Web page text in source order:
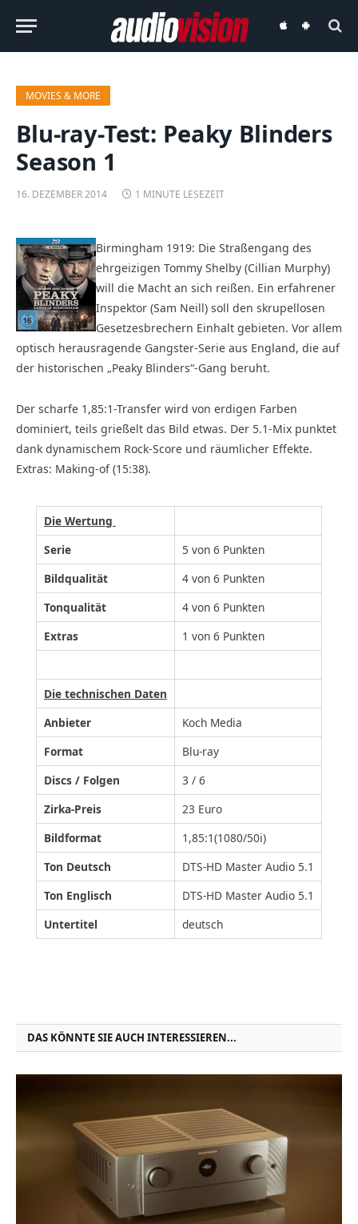
audiovisionaudiovision
MOVIES & MORE
Blu-ray-Test: Peaky Blinders 
Season 1
16. DEZEMBER 2014 1 MINUTE LESEZEIT
Birmingham 1919: Die Straßengang des
ehrgeizigen Tommy Shelby (Cillian Murphy)
will die Macht an sich reißen. Ein erfahrener
Inspektor (Sam Neill) soll den skrupellosen
Gesetzesbrechern Einhalt gebieten. Vor allem
optisch herausragende Gangster-Serie aus England, die auf
der historischen „Peaky Blinders“-Gang beruht.
Der scharfe 1,85:1-Transfer wird von erdigen Farben
dominiert, teils grießelt das Bild etwas. Der 5.1-Mix punktet
dank dynamischem Rock-Score und räumlicher Effekte.
Extras: Making-of (15:38).
Die Wertung
Serie
5 von 6 Punkten
Bildqualität
4 von 6 Punkten
Tonqualität
4 von 6 Punkten
Extras
1 von 6 Punkten
Die technischen Daten
Anbieter
Koch Media
Format
Blu-ray
Discs / Folgen
3 / 6
Zirka-Preis
23 Euro
Bildformat
1,85:1(1080/50i)
Ton Deutsch
DTS-HD Master Audio 5.1
Ton Englisch
DTS-HD Master Audio 5.1
Untertitel
deutsch
DAS KÖNNTE SIE AUCH INTERESSIEREN...